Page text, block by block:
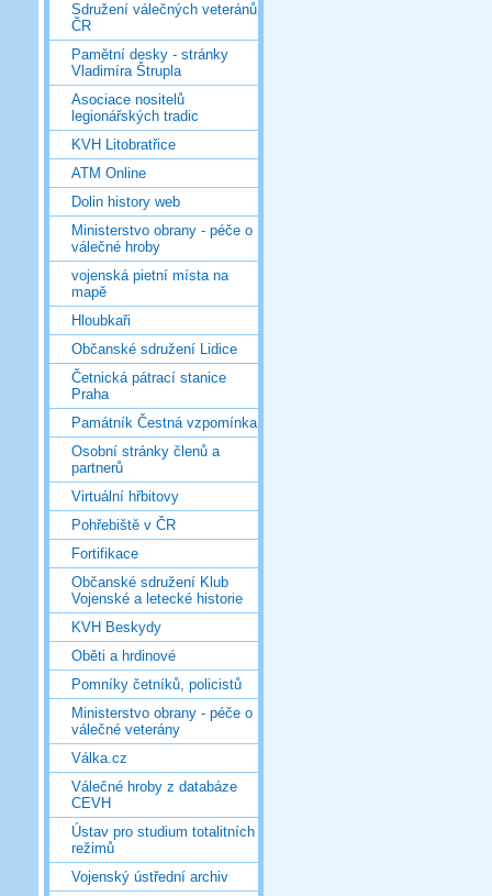
Sdružení válečných veteránů
ČR
Pamětní desky - stránky
Vladimíra Štrupla
Asociace nositelů
legionářských tradic
KVH Litobratřice
ATM Online
Dolin history web
Ministerstvo obrany - péče o
válečné hroby
vojenská pietní místa na
mapě
Hloubkaři
Občanské sdružení Lidice
Četnická pátrací stanice
Praha
Památník Čestná vzpomínka
Osobní stránky členů a
partnerů
Virtuální hřbitovy
Pohřebiště v ČR
Fortifikace
Občanské sdružení Klub
Vojenské a letecké historie
KVH Beskydy
Oběti a hrdinové
Pomníky četníků, policistů
Ministerstvo obrany - péče o
válečné veterány
Válka.cz
Válečné hroby z databáze
CEVH
Ústav pro studium totalitních
režimů
Vojenský ústřední archiv